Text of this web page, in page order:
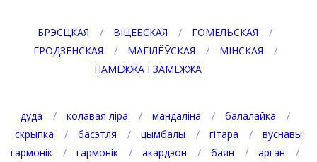
БРЭСЦКАЯ ВІЦЕБСКАЯ
ГОМЕЛЬСКАЯ
ГРОДЗЕНСКАЯ
МАГІЛЁЎСКАЯ
МІНСКАЯ
ПАМЕЖЖА І ЗАМЕЖЖА
дуда колавая ліра мандаліна
балалайка
скрыпка
басэтля цымбалы гітара
вуснавы
гармонік
гармонік акардэон баян
арган